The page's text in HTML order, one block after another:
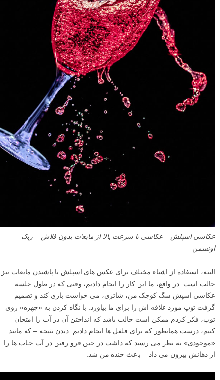
عکاسی اسپلش – عکاسی با سرعت بالا از مایعات بدون فلاش – ریک
اونسمن
البته، استفاده از اشیاء مختلف برای عکس های اسپلش یا پاشیدن مایعات نیز
جالب است. در واقع، ما این کار را انجام دادیم، وقتی که در طول جلسه
عکاسی اسپش سگ کوچک من، شاتزی، می خواست بازی کند و تصمیم
گرفت توپ مورد علاقه اش را برای ما بیاورد. با نگاه کردن به «چهره» روی
توپ، فکر کردم ممکن است جالب باشد که انداختن آن در آب را امتحان
کنیم، درست همانطور که برای فلفل ها انجام دادیم. دیدن نتیجه – که مانند
«موجودی» به نظر می رسید که داشت در حین فرو رفتن در آب حباب ها را
از دهانش بیرون می داد – باعث خنده من شد.